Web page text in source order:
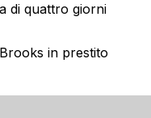
di quattro giorni
in prestito